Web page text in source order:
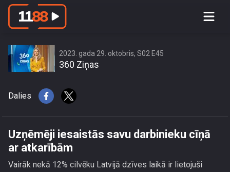
Uzņēmēji iesaistās savu darbinieku
2023. gada 29. oktobris, S02 E45
360 Ziņas
Dalies
Uzņēmēji iesaistās savu darbinieku cīņā
ar atkarībām
Vairāk nekā 12% cilvēku Latvijā dzīves laikā ir lietojuši